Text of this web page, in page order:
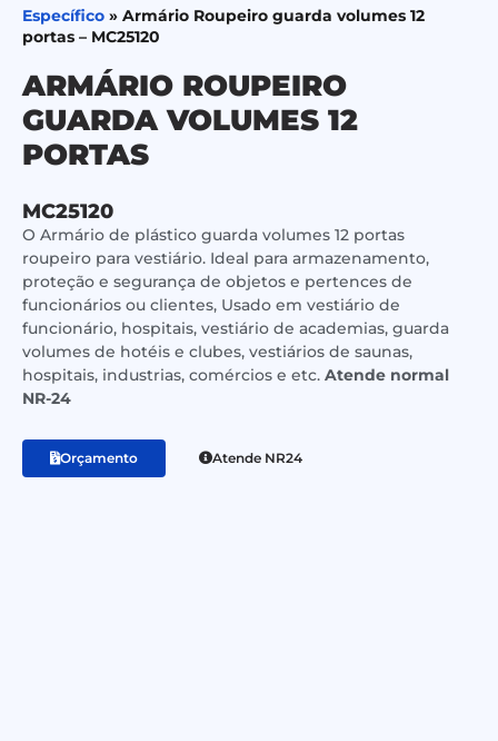
Específico » Armário Roupeiro guarda volumes 12
portas – MC25120
ARMÁRIO ROUPEIRO
GUARDA VOLUMES 12
PORTAS
MC25120
O Armário de plástico guarda volumes 12 portas
roupeiro para vestiário. Ideal para armazenamento,
proteção e segurança de objetos e pertences de
funcionários ou clientes, Usado em vestiário de
funcionário, hospitais, vestiário de academias, guarda
volumes de hotéis e clubes, vestiários de saunas,
hospitais, industrias, comércios e etc. Atende normal
NR-24
Orçamento Atende NR24